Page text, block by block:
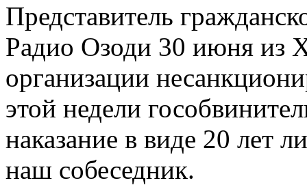
Представитель
Радио Озоди 30 июня из
организации
этой недели
наказание в виде 20 лет
наш собеседник.